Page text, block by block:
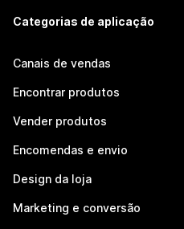
Categorias de aplicação
Canais de vendas
Encontrar produtos
Vender produtos
Encomendas e envio
Design da loja
Marketing e conversão